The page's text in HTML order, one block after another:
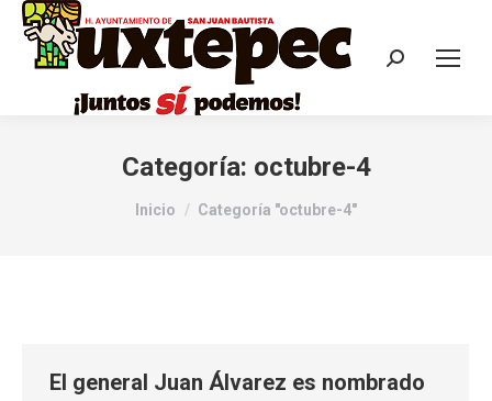
Categoría: octubre-4
Estás aquí:
Inicio Categoría "octubre-4"
El general Juan Álvarez es nombrado